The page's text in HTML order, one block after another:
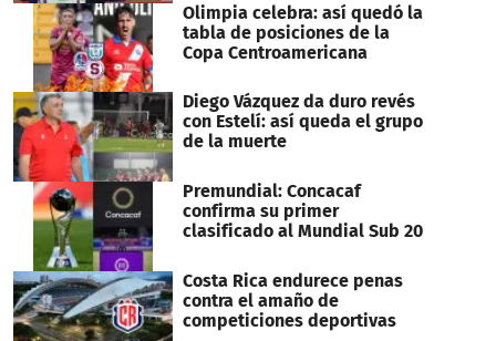
Olimpia celebra: así quedó la
tabla de posiciones de la
Copa Centroamericana
Diego Vázquez da duro revés
con Estelí: así queda el grupo
de la muerte
Premundial: Concacaf
confirma su primer
clasificado al Mundial Sub 20
Costa Rica endurece penas
contra el amaño de
competiciones deportivas